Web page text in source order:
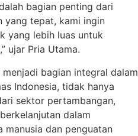
bagian penting dari
yang tepat, kami ingin
yang lebih luas untuk
ujar Pria Utama.
bagian integral dalam
Indonesia, tidak hanya
sektor pertambangan,
dalam
manusia dan penguatan